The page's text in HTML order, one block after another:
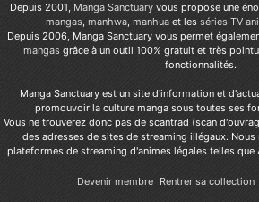
Depuis 2001, Manga Sanctuary vous propose une
mangas, manhwa, manhuaet les séries TV
Depuis 2006, Manga Sanctuary vous permet
mangas grâce à un outil 100% gratuit et très
fonctionnalités.
Manga Sanctuary est un site d'information et
promouvoir la culture manga sous toutes ses
Vous ne trouverez donc pas de scantrad (scan
des adresses de sites de streaming illégaux.
plateformes de streaming d'animes légales telles que
Devenir membre Rentrer sa collection